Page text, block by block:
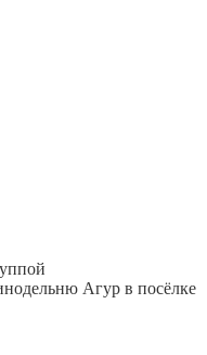
Агур в посёлке